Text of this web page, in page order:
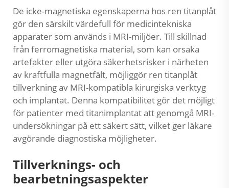
De icke-magnetiska egenskaperna hos ren titanplåt
gör den särskilt värdefull för medicintekniska
apparater som används i MRI-miljöer. Till skillnad
från ferromagnetiska material, som kan orsaka
artefakter eller utgöra säkerhetsrisker i närheten
av kraftfulla magnetfält, möjliggör ren titanplåt
tillverkning av MRI-kompatibla kirurgiska verktyg
och implantat. Denna kompatibilitet gör det möjligt
för patienter med titanimplantat att genomgå MRI-
undersökningar på ett säkert sätt, vilket ger läkare
avgörande diagnostiska möjligheter.
Tillverknings- och
bearbetningsaspekter